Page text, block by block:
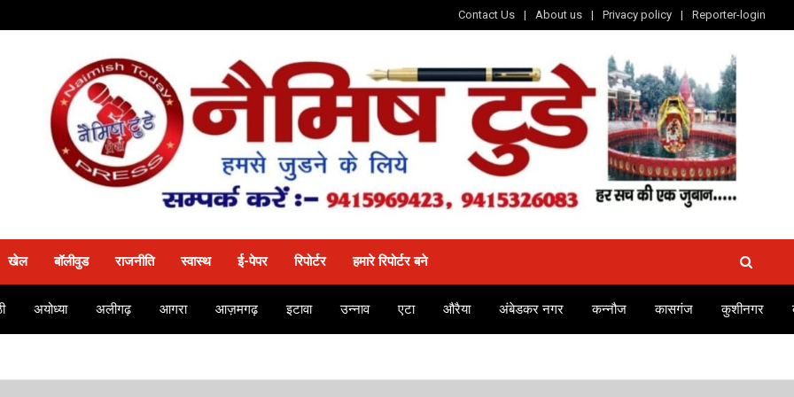
Contact Us About us Privacy policy Reporter-login
खेल बॉलीवुड राजनीति स्वास्थ ई-पेपर रिपोर्टर हमारे रिपोर्टर बने
अयोध्या अलीगढ़ आगरा आज़मगढ़ इटावा उन्नाव एटा औरैया अंबेडकर नगर कन्नौज कासगंज कुशीनगर